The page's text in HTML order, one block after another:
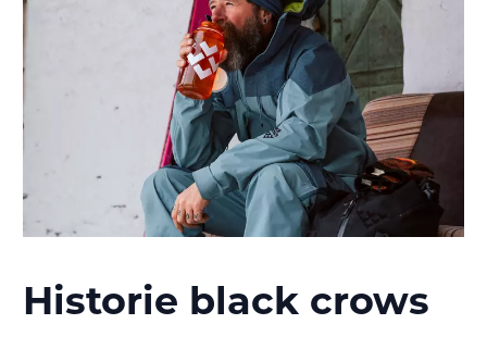
Historie black crows